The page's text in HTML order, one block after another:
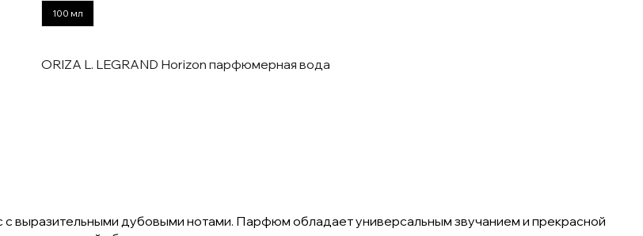
100 мл
ORIZA L. LEGRAND Horizon парфюмерная вода
с выразительными дубовыми нотами. Парфюм обладает универсальным звучанием и прекрасной